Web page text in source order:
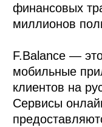
финансовых
миллионов
F.Balance —
мобильные
клиентов на
Сервисы